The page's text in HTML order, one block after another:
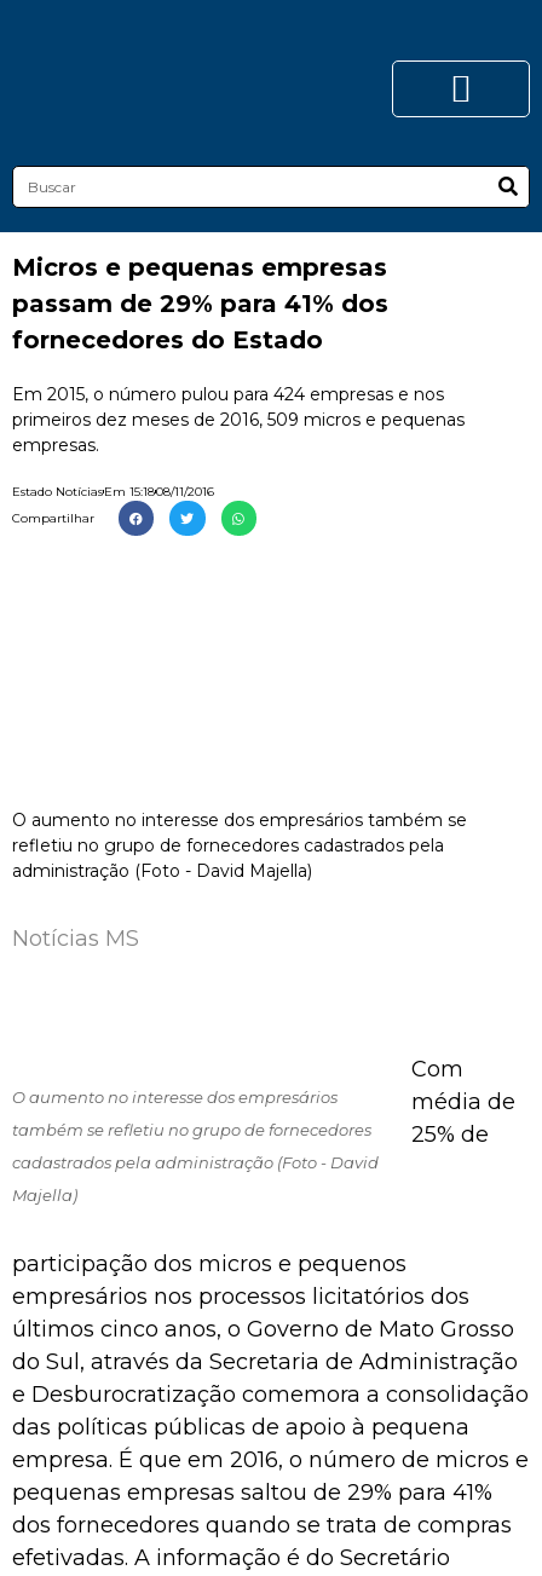
Micros e pequenas empresas
passam de 29% para 41% dos
fornecedores do Estado
Em 2015, o número pulou para 424 empresas e nos
primeiros dez meses de 2016, 509 micros e pequenas
empresas.
Estado NotíciasEm 15:1808/11/2016
Compartilhar
O aumento no interesse dos empresários também se
refletiu no grupo de fornecedores cadastrados pela
administração (Foto - David Majella)
Notícias MS
O aumento no interesse dos empresários
também se refletiu no grupo de fornecedores
cadastrados pela administração (Foto - David
Majella)
Com
média de
25% de
participação dos micros e pequenos
empresários nos processos licitatórios dos
últimos cinco anos, o Governo de Mato Grosso
do Sul, através da Secretaria de Administração
e Desburocratização comemora a consolidação
das políticas públicas de apoio à pequena
empresa. É que em 2016, o número de micros e
pequenas empresas saltou de 29% para 41%
dos fornecedores quando se trata de compras
efetivadas. A informação é do Secretário